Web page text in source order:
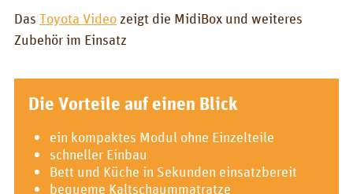
Das Toyota Video zeigt die MidiBox und weiteres
Zubehör im Einsatz
Die Vorteile auf einen Blick
ein kompaktes Modul ohne Einzelteile
schneller Einbau
Bett und Küche in Sekunden einsatzbereit
bequeme Kaltschaummatratze